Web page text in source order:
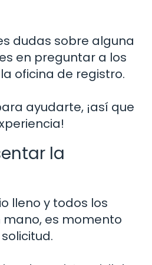
dudas sobre alguna
en preguntar a los
oficina de registro.
ayudarte, ¡así que
la
lleno y todos los
es momento